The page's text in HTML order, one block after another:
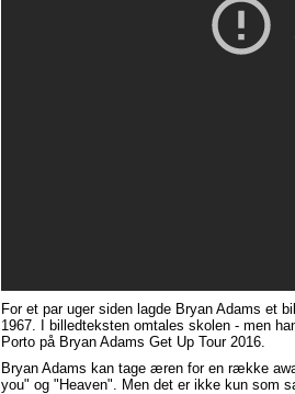
For et par uger siden lagde Bryan Adams et
1967. I billedteksten omtales skolen - men
Porto på Bryan Adams Get Up Tour 2016.
Bryan Adams kan tage æren for en række
you" og "Heaven". Men det er ikke kun som